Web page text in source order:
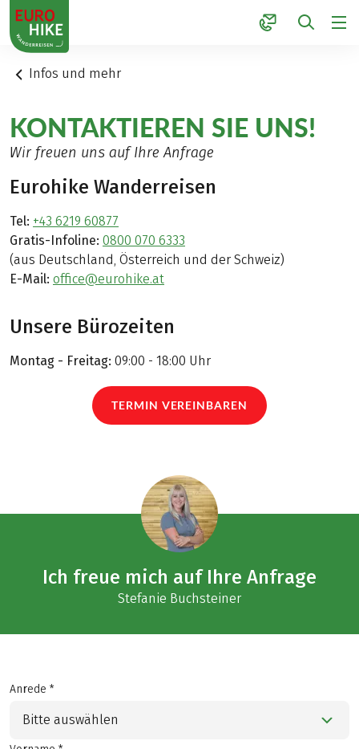
1
Infos und mehr
KONTAKTIEREN SIE UNS!
Wir freuen uns auf Ihre Anfrage
Eurohike Wanderreisen
Tel: +43 6219 60877
Gratis-Infoline: 0800 070 6333
(aus Deutschland, Österreich und der Schweiz)
E-Mail: office@eurohike.at
Unsere Bürozeiten
Montag - Freitag: 09:00 - 18:00 Uhr
TERMIN VEREINBAREN
Ich freue mich auf Ihre Anfrage
Stefanie Buchsteiner
Anrede *
Bitte auswählen